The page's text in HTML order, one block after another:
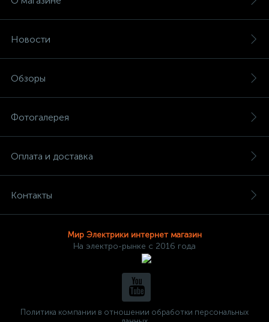
Новости
Обзоры
Фотогалерея
Оплата и доставка
Контакты
Мир Электрики интернет магазин
На электро-рынке с 2016 года
Политика компании в отношении обработки персональных